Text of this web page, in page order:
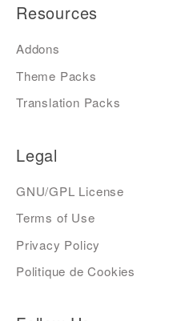
Resources
Addons
Theme Packs
Translation Packs
Legal
GNU/GPL License
Terms of Use
Privacy Policy
Politique de Cookies